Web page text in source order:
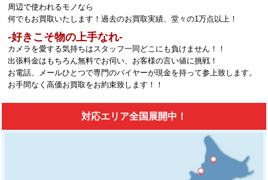
周辺で使われるモノなら
何でもお買取いたします！過去のお買取実績、堂々の1万点以上！
‐好きこそ物の上手なれ‐
カメラを愛する気持ちはスタッフ一同どこにも負けません！！
出張料金はもちろん無料でお伺い、お客様の言い値に挑戦！
お電話、メールひとつで専門のバイヤーが現金を持って参上致します。
お手間なく高価お買取をお約束致します！！
対応エリア全国展開中！